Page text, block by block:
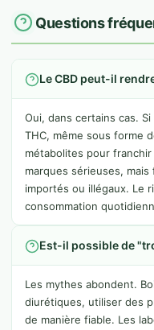
Questions
Le CBD peut-il
Oui, dans certains cas.
THC, même sous forme
métabolites pour franchir
marques sérieuses,
importés ou illégaux. Le
consommation
Est-il possible de
Les mythes abondent.
diurétiques, utiliser des
de manière fiable. Les